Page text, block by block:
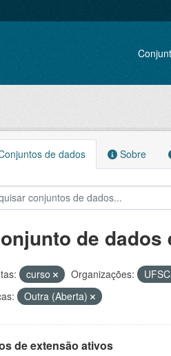
de dados Sobre
de dados
curso Organizações:
Outra (Aberta)
de extensão ativos